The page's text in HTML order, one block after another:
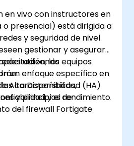
en vivo con instructores en
o presencial) está dirigida a
y seguridad de nivel
gestionar y asegurar
utilizando equipos
un enfoque específico en
Alta Disponibilidad (HA)
y el rendimiento.
los
características,
y principios de
del firewall Fortigate